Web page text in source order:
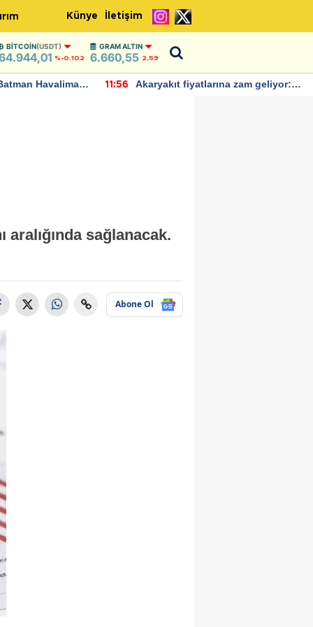
Künye İletişim
BITCOIN(USDT)
%-0.102
GRAM ALTIN
6.660,55 2,59
Havalimanı
11:56
Akaryakıt fiyatlarına zam geliyor:
aralığında sağlanacak.
Abone Ol